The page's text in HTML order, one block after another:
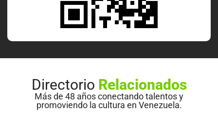
Directorio Relacionados
Más de 48 años conectando talentos y
promoviendo la cultura en Venezuela.